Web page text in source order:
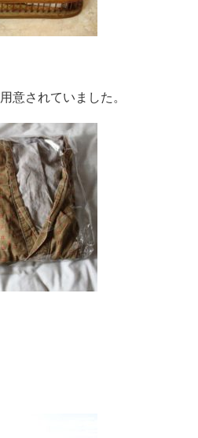
意されていました。